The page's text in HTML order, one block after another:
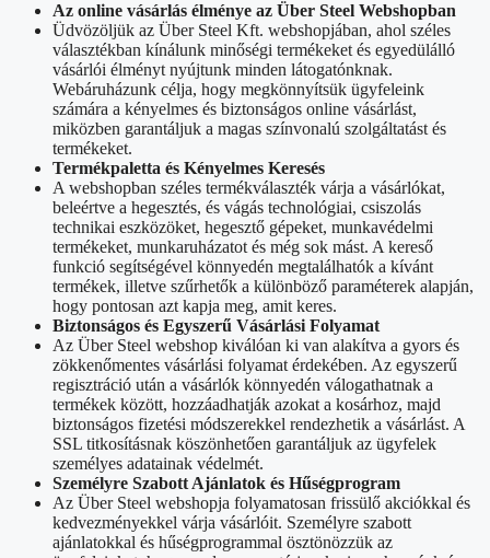
Az online vásárlás élménye az Über Steel Webshopban
Üdvözöljük az Über Steel Kft. webshopjában, ahol széles
választékban kínálunk minőségi termékeket és egyedülálló
vásárlói élményt nyújtunk minden látogatónknak.
Webáruházunk célja, hogy megkönnyítsük ügyfeleink
számára a kényelmes és biztonságos online vásárlást,
miközben garantáljuk a magas színvonalú szolgáltatást és
termékeket.
Termékpaletta és Kényelmes Keresés
A webshopban széles termékválaszték várja a vásárlókat,
beleértve a hegesztés, és vágás technológiai, csiszolás
technikai eszközöket, hegesztő gépeket, munkavédelmi
termékeket, munkaruházatot és még sok mást. A kereső
funkció segítségével könnyedén megtalálhatók a kívánt
termékek, illetve szűrhetők a különböző paraméterek alapján,
hogy pontosan azt kapja meg, amit keres.
Biztonságos és Egyszerű Vásárlási Folyamat
Az Über Steel webshop kiválóan ki van alakítva a gyors és
zökkenőmentes vásárlási folyamat érdekében. Az egyszerű
regisztráció után a vásárlók könnyedén válogathatnak a
termékek között, hozzáadhatják azokat a kosárhoz, majd
biztonságos fizetési módszerekkel rendezhetik a vásárlást. A
SSL titkosításnak köszönhetően garantáljuk az ügyfelek
személyes adatainak védelmét.
Személyre Szabott Ajánlatok és Hűségprogram
Az Über Steel webshopja folyamatosan frissülő akciókkal és
kedvezményekkel várja vásárlóit. Személyre szabott
ajánlatokkal és hűségprogrammal ösztönözzük az